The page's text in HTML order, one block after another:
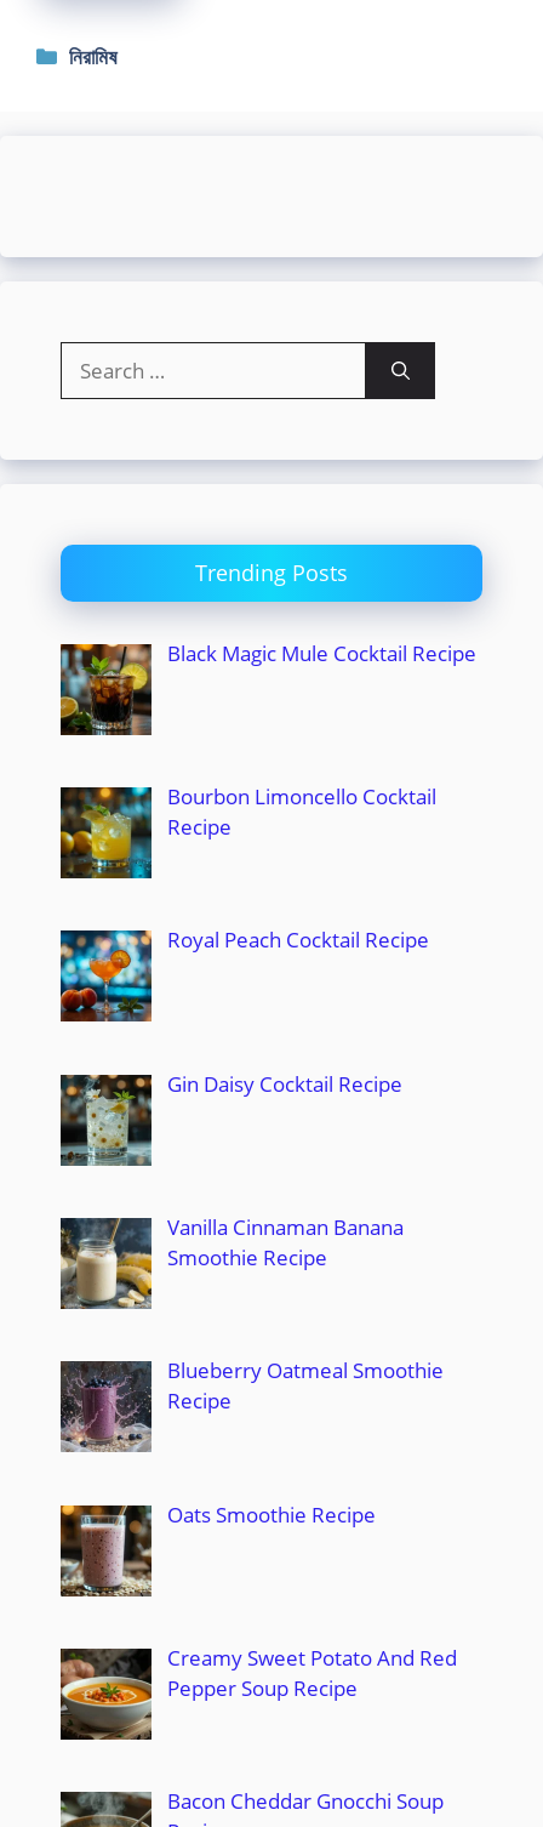
Categories
নিরামিষ
for:
Trending Posts
Black Magic Mule Cocktail Recipe
Bourbon Limoncello Cocktail
Recipe
Royal Peach Cocktail Recipe
Gin Daisy Cocktail Recipe
Vanilla Cinnaman Banana
Smoothie Recipe
Blueberry Oatmeal Smoothie
Recipe
Oats Smoothie Recipe
Creamy Sweet Potato And Red
Pepper Soup Recipe
Bacon Cheddar Gnocchi Soup